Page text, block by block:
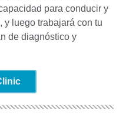
para conducir y
y luego trabajará con tu
de diagnóstico y